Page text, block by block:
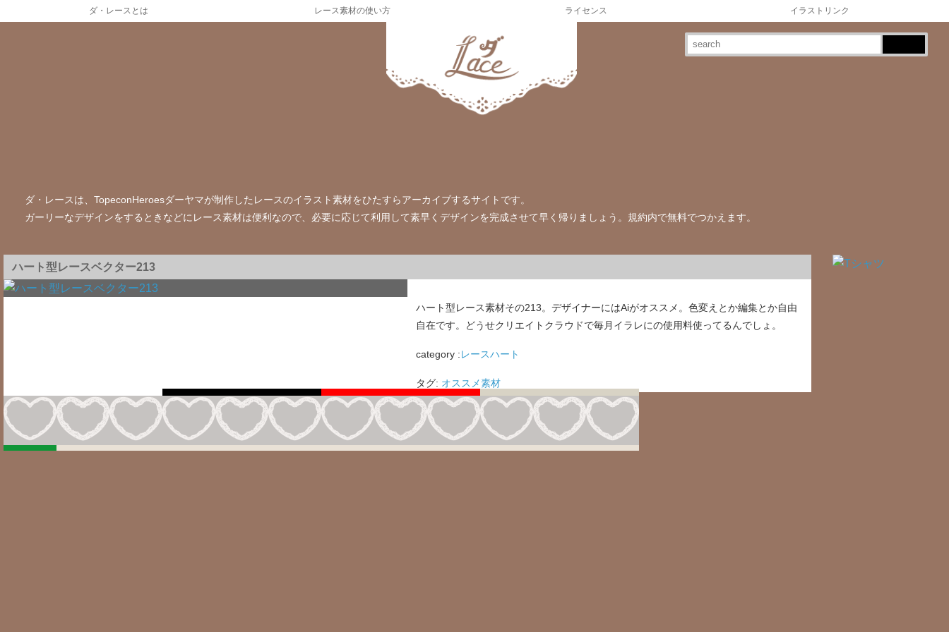
ダ・レースとは レース素材の使い方 ライセンス イラストリンク
ダ・レースは、TopeconHeroesダーヤマが制作したレースのイラスト素材をひたすらアーカイブするサイトです。
ガーリーなデザインをするときなどにレース素材は便利なので、必要に応じて利用して素早くデザインを完成させて早く帰りましょう。規約内で無料でつかえます。
ハート型レースベクター213
ハート型レース素材その213。デザイナーにはAiがオススメ。色変えとか編集とか自由
自在です。どうせクリエイトクラウドで毎月イラレにの使用料使ってるんでしょ。
category : レースハート
タグ: オススメ素材